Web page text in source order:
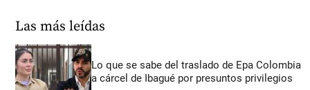
Las más leídas
Lo que se sabe del traslado de Epa Colombia
a cárcel de Ibagué por presuntos privilegios